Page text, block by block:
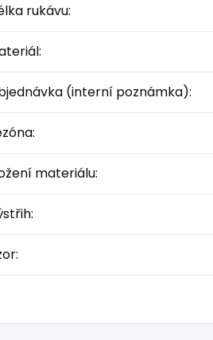
rukávu:
:
(interní poznámka):
:
materiálu:
:
: